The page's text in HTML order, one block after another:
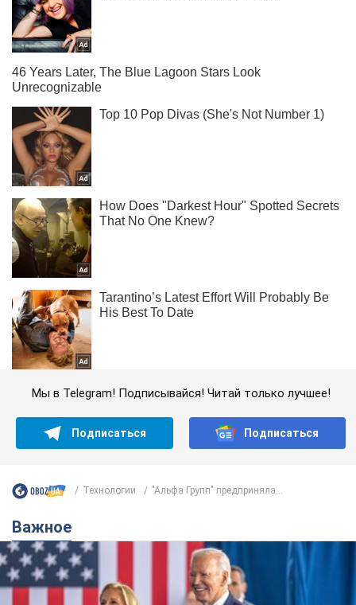
Мы в Telegram! Подписывайся! Читай только лучшее!
Подписаться Подписаться
Технологии "Альфа Групп" предприняла...
Важное